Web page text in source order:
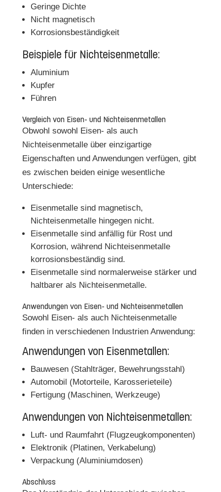
Geringe Dichte
Nicht magnetisch
Korrosionsbeständigkeit
Beispiele für Nichteisenmetalle:
Aluminium
Kupfer
Führen
Vergleich von Eisen- und Nichteisenmetallen
Obwohl sowohl Eisen- als auch
Nichteisenmetalle über einzigartige
Eigenschaften und Anwendungen verfügen, gibt
es zwischen beiden einige wesentliche
Unterschiede:
Eisenmetalle sind magnetisch,
Nichteisenmetalle hingegen nicht.
Eisenmetalle sind anfällig für Rost und
Korrosion, während Nichteisenmetalle
korrosionsbeständig sind.
Eisenmetalle sind normalerweise stärker und
haltbarer als Nichteisenmetalle.
Anwendungen von Eisen- und Nichteisenmetallen
Sowohl Eisen- als auch Nichteisenmetalle
finden in verschiedenen Industrien Anwendung:
Anwendungen von Eisenmetallen:
Bauwesen (Stahlträger, Bewehrungsstahl)
Automobil (Motorteile, Karosserieteile)
Fertigung (Maschinen, Werkzeuge)
Anwendungen von Nichteisenmetallen:
Luft- und Raumfahrt (Flugzeugkomponenten)
Elektronik (Platinen, Verkabelung)
Verpackung (Aluminiumdosen)
Abschluss